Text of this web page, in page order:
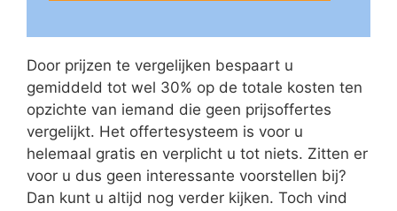
Door prijzen te vergelijken bespaart u
gemiddeld tot wel 30% op de totale kosten ten
opzichte van iemand die geen prijsoffertes
vergelijkt. Het offertesysteem is voor u
helemaal gratis en verplicht u tot niets. Zitten er
voor u dus geen interessante voorstellen bij?
Dan kunt u altijd nog verder kijken. Toch vind